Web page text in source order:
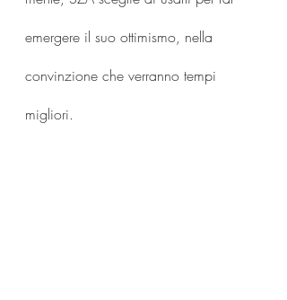
emergere il suo ottimismo, nella
convinzione che verranno tempi
migliori.